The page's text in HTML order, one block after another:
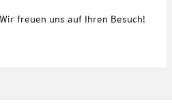
freuen uns auf Ihren Besuch!